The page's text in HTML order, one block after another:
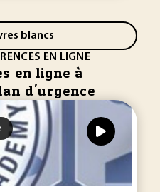
blancs
EN LIGNE
en ligne à
d'urgence